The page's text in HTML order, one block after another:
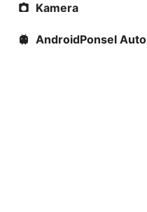
Kamera
AndroidPonsel Auto